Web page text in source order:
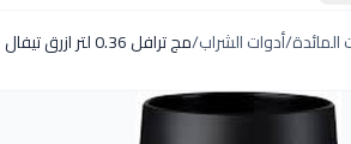
المائدة/أدوات الشراب/مج ترافل 0.36 لتر ازرق تيفال